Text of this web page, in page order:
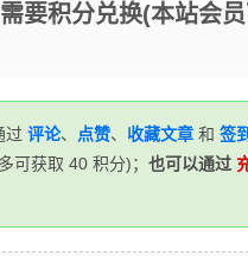
要积分兑换(本站会
过 评论、 点赞、 收藏文章 和 签到
可获取 40 积分)； 也可以通过